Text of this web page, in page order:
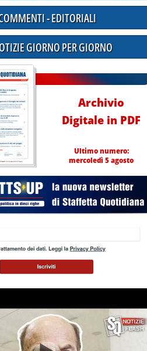
- EDITORIALI
GIORNO PER GIORNO
Archivio
Digitale in PDF
Ultimo numero:
mercoledì 5 agosto